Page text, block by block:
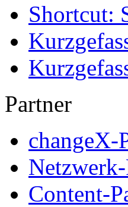
Shortcut:
Partner
changeX-
Content-